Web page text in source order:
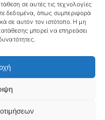
σε αυτές τις τεχνολογίες
δεδομένα, όπως συμπεριφορά
σε αυτόν τον ιστότοπο. Η μη
μπορεί να επηρεάσει
by